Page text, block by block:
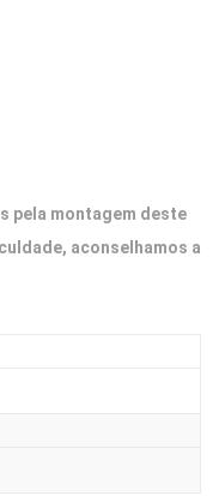
pela montagem deste
aconselhamos a